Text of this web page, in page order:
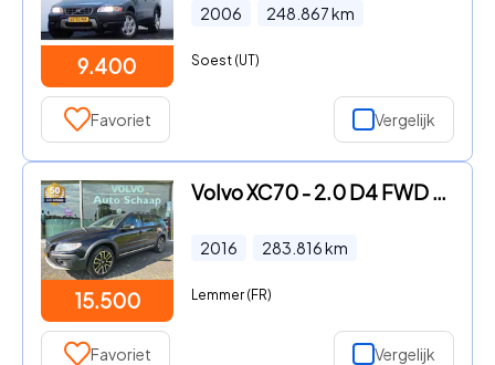
9.400
2006 248.867km
Soest (UT)
Favoriet Vergelijk
15.500
Volvo XC70 - 2.0 D4 FWD Dynamic Edition Automaat | Rijklaar incl garantie
2016 283.816km
Lemmer (FR)
Favoriet Vergelijk